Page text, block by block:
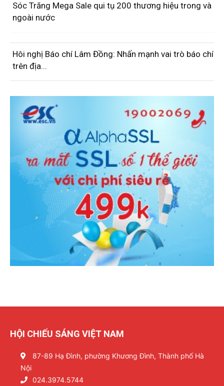
Sóc Trăng Mega Sale qui tụ 200 thương hiệu trong và
ngoài nước
Hôi nghị Báo chí Lâm Đồng: Nhấn mạnh vai trò báo chí
trên địa...
HỘI CHIẾU SÁNG VIỆT NAM
87-89 Hạ Đình, phường Khương Đình, Thành phố Hà
Nội
024.3974.5744